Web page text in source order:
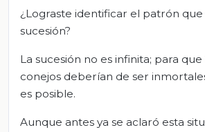
¿Lograste identificar el patrón que
sucesión?
La sucesión no es infinita; para
conejos deberían de ser
es posible.
Aunque antes ya se aclaró esta